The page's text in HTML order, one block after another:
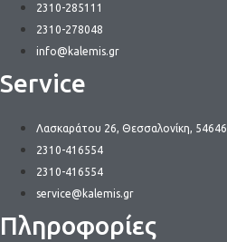
2310-285111
2310-278048
info@kalemis.gr
Service
Λασκαράτου 26, Θεσσαλονίκη, 54646
2310-416554
2310-416554
service@kalemis.gr
Πληροφορίες